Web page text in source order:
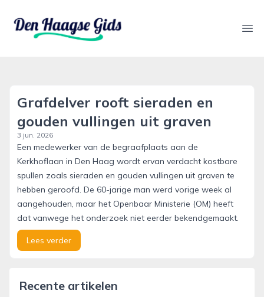
denhaagsegids.nl
Grafdelver rooft sieraden en
gouden vullingen uit graven
3 jun. 2026
Een medewerker van de begraafplaats aan de
Kerkhoflaan in Den Haag wordt ervan verdacht kostbare
spullen zoals sieraden en gouden vullingen uit graven te
hebben geroofd. De 60-jarige man werd vorige week al
aangehouden, maar het Openbaar Ministerie (OM) heeft
dat vanwege het onderzoek niet eerder bekendgemaakt.
Lees verder
Recente artikelen